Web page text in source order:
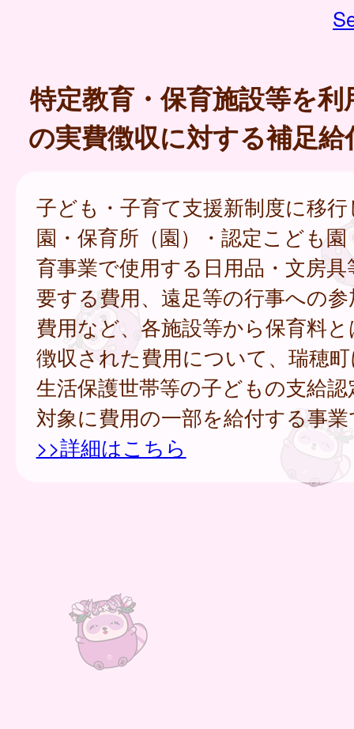
特定教育・保育施設等を
の実費徴収に対する補足
子ども・子育て支援新制度に移
園・保育所（園）・認定こども園
育事業で使用する日用品・文房
要する費用、遠足等の行事への
費用など、各施設等から保育料
徴収された費用について、瑞穂
生活保護世帯等の子どもの支給
対象に費用の一部を給付する事
>>詳細はこちら